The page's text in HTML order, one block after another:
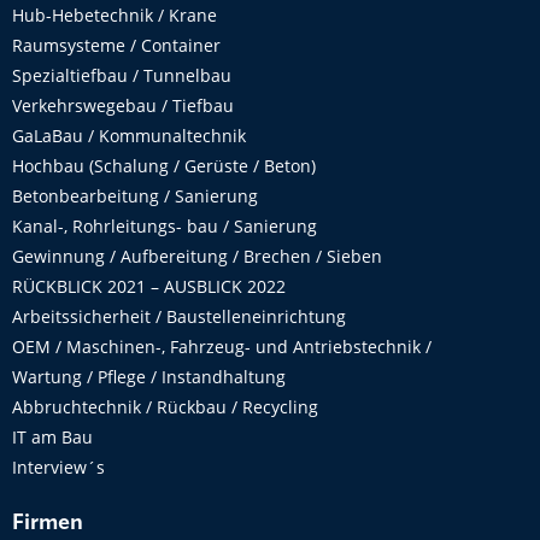
Hub-Hebetechnik / Krane
Raumsysteme / Container
Spezialtiefbau / Tunnelbau
Verkehrswegebau / Tiefbau
GaLaBau / Kommunaltechnik
Hochbau (Schalung / Gerüste / Beton)
Betonbearbeitung / Sanierung
Kanal-, Rohrleitungs- bau / Sanierung
Gewinnung / Aufbereitung / Brechen / Sieben
RÜCKBLICK 2021 – AUSBLICK 2022
Arbeitssicherheit / Baustelleneinrichtung
OEM / Maschinen-, Fahrzeug- und Antriebstechnik /
Wartung / Pflege / Instandhaltung
Abbruchtechnik / Rückbau / Recycling
IT am Bau
Interview´s
Firmen